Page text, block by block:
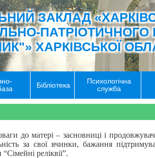
ЗАКЛАД
ХАРКІВСЬКОЇ
Бібліотека
Психологічна
служба
до матері – засновниці і
за свої вчинки, бажання
реліквії”.